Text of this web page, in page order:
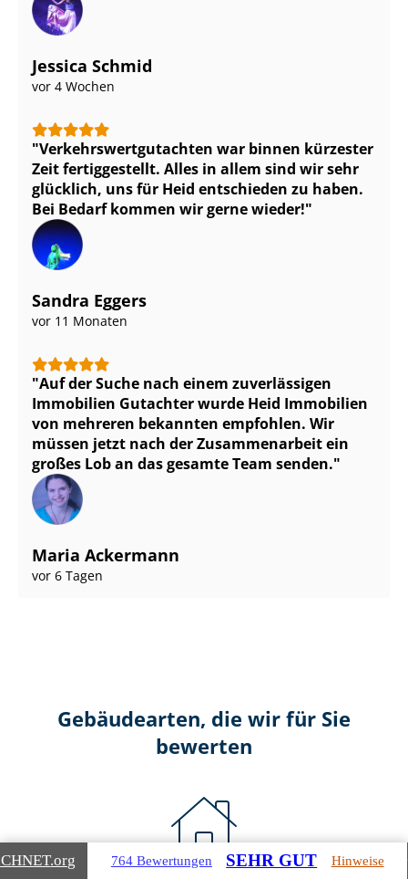
Jessica Schmid
vor 4 Wochen
Ver­kehrs­wert­gut­ach­ten war binnen kürzester
Zeit fertiggestellt. Alles in allem sind wir sehr
glücklich, uns für Heid entschieden zu haben.
Bei Bedarf kommen wir gerne wieder!
Sandra Eggers
vor 11 Monaten
Auf der Suche nach einem zuverlässigen
Immobilien Gutachter wurde Heid Immobilien
von mehreren bekannten empfohlen. Wir
müssen jetzt nach der Zusammenarbeit ein
großes Lob an das gesamte Team senden.
Maria Ackermann
vor 6 Tagen
Gebäudearten, die wir für Sie
bewerten
.org 764 Bewertungen SEHR GUT Hinweise